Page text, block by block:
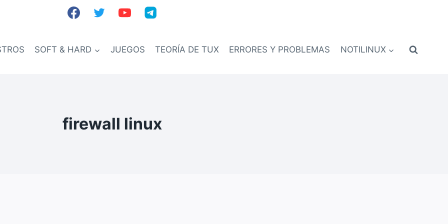
SOFT & HARD JUEGOS TEORÍA DE TUX ERRORES Y PROBLEMAS NOTILINUX
firewall linux